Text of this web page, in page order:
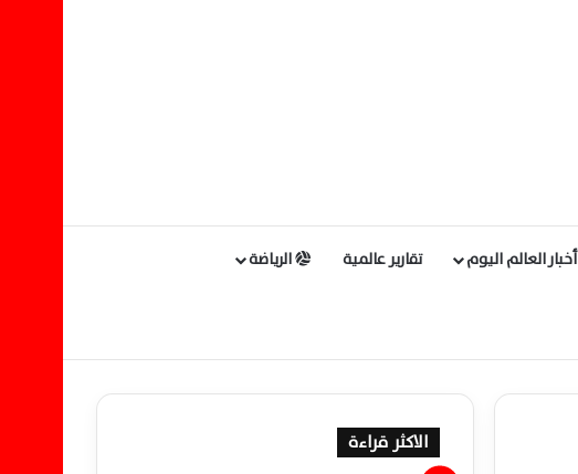
أخبار العالم اليوم تقارير عالمية الرياضة
الاكثر قراءة